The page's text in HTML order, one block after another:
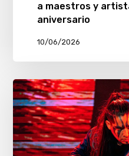
a maestros y
aniversario
10/06/2026